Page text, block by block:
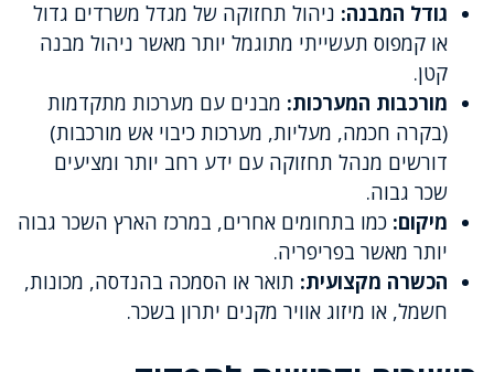
גודל המבנה: ניהול תחזוקה של מגדל משרדים גדול
או קמפוס תעשייתי מתוגמל יותר מאשר ניהול מבנה
קטן.
מורכבות המערכות: מבנים עם מערכות מתקדמות
(בקרה חכמה, מעליות, מערכות כיבוי אש מורכבות)
דורשים מנהל תחזוקה עם ידע רחב יותר ומציעים
שכר גבוה.
מיקום: כמו בתחומים אחרים, במרכז הארץ השכר גבוה
יותר מאשר בפריפריה.
הכשרה מקצועית: תואר או הסמכה בהנדסה, מכונות,
חשמל, או מיזוג אוויר מקנים יתרון בשכר.